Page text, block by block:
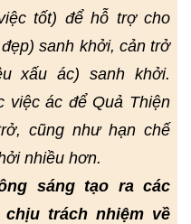
tốt) để hỗ trợ cho
sanh khởi, cản trở
xấu ác) sanh khởi.
việc ác để Quả Thiện
cũng như hạn chế
nhiều hơn.
sáng tạo ra các
trách nhiệm về